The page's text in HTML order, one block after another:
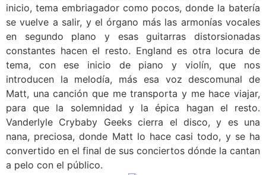
inicio, tema embriagador como pocos, donde la batería
se vuelve a salir, y el órgano más las armonías vocales
en segundo plano y esas guitarras distorsionadas
constantes hacen el resto. England es otra locura de
tema, con ese inicio de piano y violín, que nos
introducen la melodía, más esa voz descomunal de
Matt, una canción que me transporta y me hace viajar,
para que la solemnidad y la épica hagan el resto.
Vanderlyle Crybaby Geeks cierra el disco, y es una
nana, preciosa, donde Matt lo hace casi todo, y se ha
convertido en el final de sus conciertos dónde la cantan
a pelo con el público.